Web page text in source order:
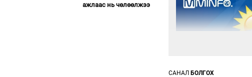
ажлаас нь чөлөөлжээ
1 өдрийн өмнө өмнө
САНАЛ БОЛГОХ